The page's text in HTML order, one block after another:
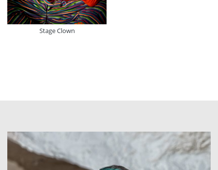
Stage Clown